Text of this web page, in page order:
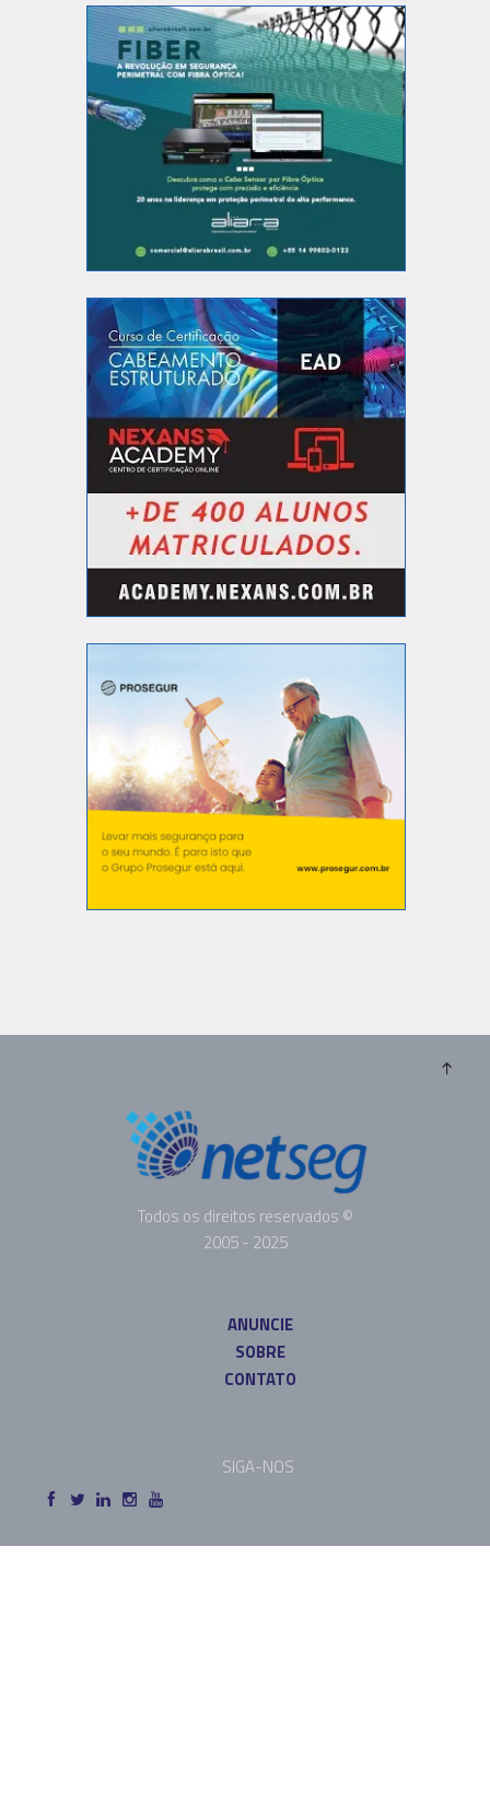
Todos os direitos reservados ©
2005 - 2025
ANUNCIE
SOBRE
CONTATO
SIGA-NOS